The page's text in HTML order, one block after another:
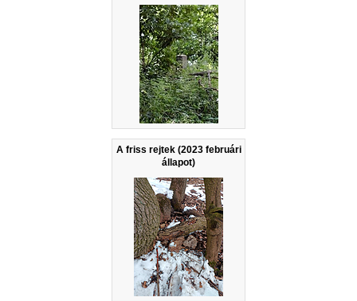
A friss rejtek (2023 februári
állapot)